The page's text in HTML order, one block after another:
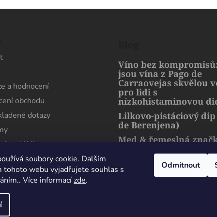
soubory cookie. Dalším
tohoto webu vyjadřujete souhlas s
Více informacízde.
Odmítnout
a hodnocení
obchodu
dotazy
prohlídka
Víno bez
jsou vína z Pago de
Carraovejas skvělou
pro lidi s
nízkohistaminovou
Lilkovo-pistáciový
de Berenjena)
Med & řemeslná
harmonie přírody a